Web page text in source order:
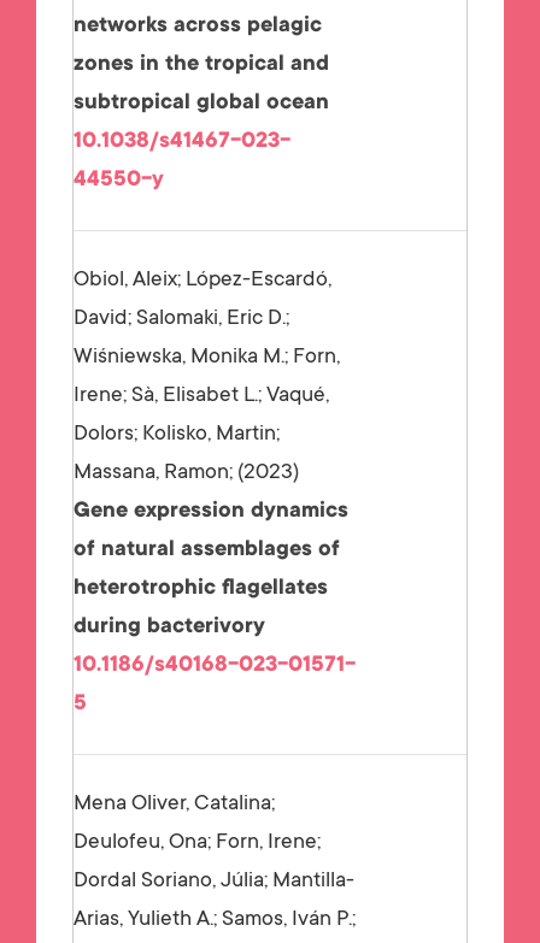
networks across pelagic
zones in the tropical and
subtropical global ocean
10.1038/s41467-023-
44550-y
Obiol, Aleix; López-Escardó,
David; Salomaki, Eric D.;
Wiśniewska, Monika M.; Forn,
Irene; Sà, Elisabet L.; Vaqué,
Dolors; Kolisko, Martin;
Massana, Ramon; 2023
Gene expression dynamics
of natural assemblages of
heterotrophic flagellates
during bacterivory
10.1186/s40168-023-01571-
5
Mena Oliver, Catalina;
Deulofeu, Ona; Forn, Irene;
Dordal Soriano, Júlia; Mantilla-
Arias, Yulieth A.; Samos, Iván P.;